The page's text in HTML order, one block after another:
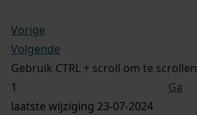
Vorige
Volgende
Gebruik CTRL + scroll om te scrollen
Ga
laatste wijziging 23-07-2024